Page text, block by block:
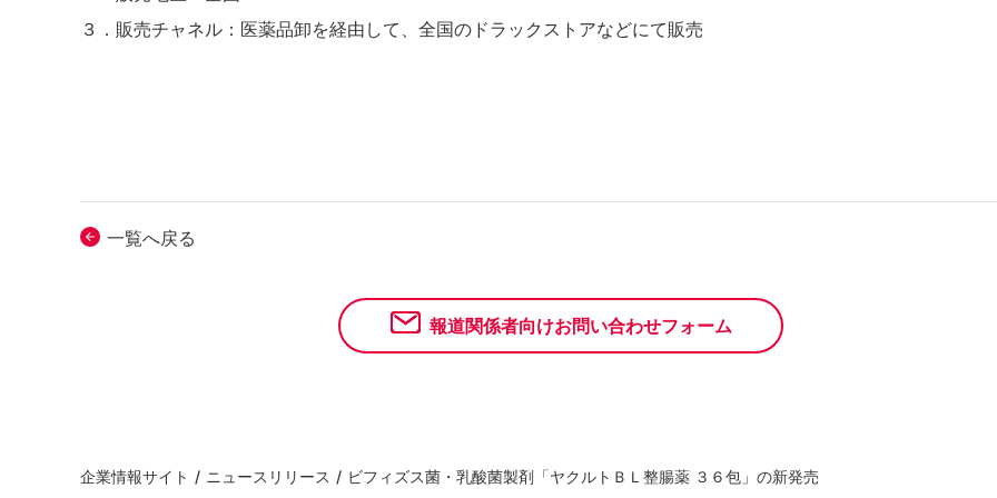
３．販売チャネル：医薬品卸を経由して、全国のドラックストアなどにて販売
一覧へ戻る
報道関係者向けお問い合わせフォーム
企業情報サイト / ニュースリリース / ビフィズス菌・乳酸菌製剤「ヤクルトＢＬ整腸薬 ３６包」の新発売